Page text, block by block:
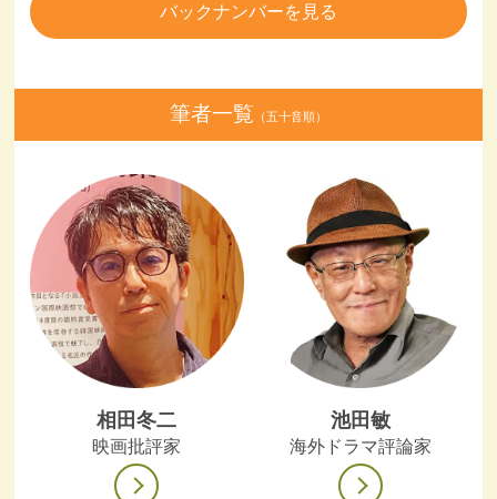
バックナンバーを見る
筆者一覧 （五十音順）
相田冬二
映画批評家
池田敏
海外ドラマ評論家